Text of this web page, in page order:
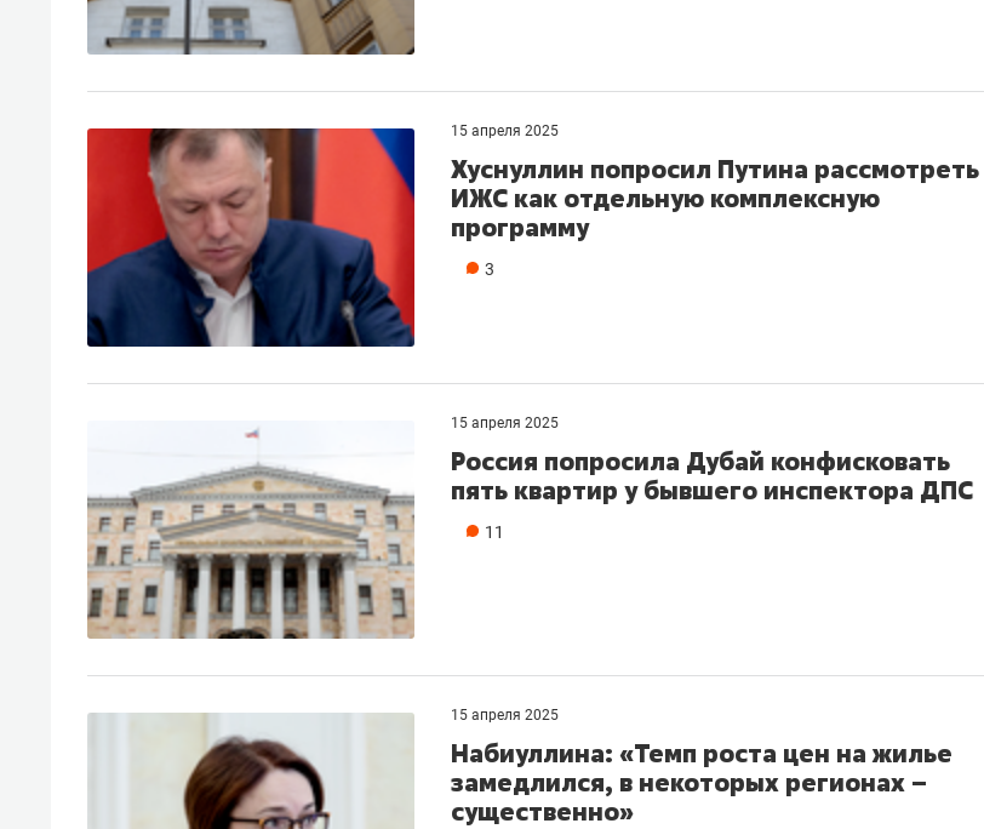
15 апреля 2025
Хуснуллин попросил Путина рассмотреть
ИЖС как отдельную комплексную
программу
3
15 апреля 2025
Россия попросила Дубай конфисковать
пять квартир у бывшего инспектора ДПС
11
15 апреля 2025
Набиуллина: «Темп роста цен на жилье
замедлился, в некоторых регионах –
существенно»